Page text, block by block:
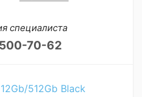
специалиста
500-70-62